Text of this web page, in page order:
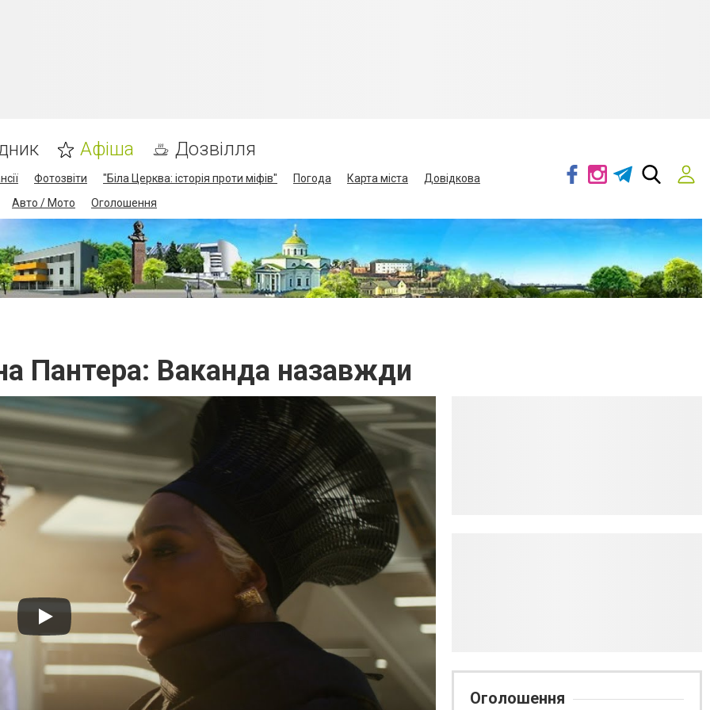
Афіша Дозвілля
Фотозвіти "Біла Церква: історія проти міфів" Погода Карта міста
Довідкова
Авто / Мото
Оголошення
Пантера: Ваканда назавжди
Оголошення